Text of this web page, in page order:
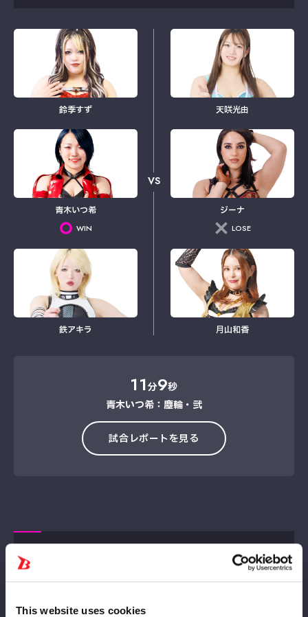
This website uses cookies
鈴季すず
青木いつ希
WIN
鉄アキラ
VS
天咲光由
ジーナ
LOSE
月山和香
11分9秒
青木いつ希：塵輪・弐
試合レポートを見る
タッグマッチ